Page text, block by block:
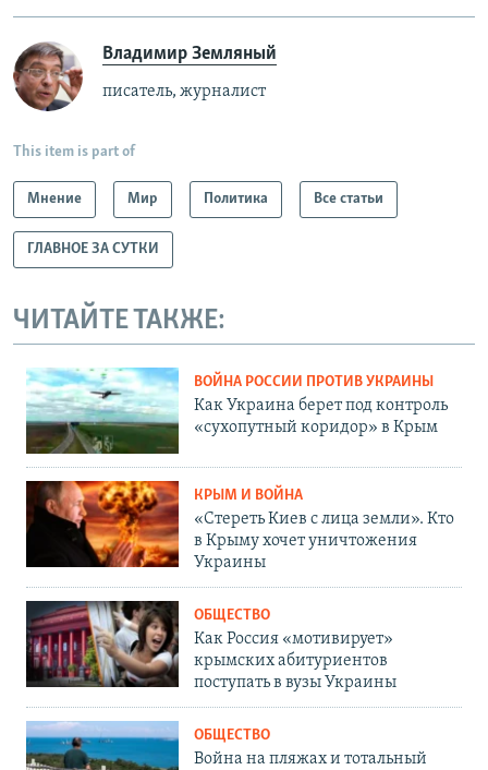
Владимир Земляный
писатель, журналист
This item is part of
Мнение Мир Политика Все статьи
ГЛАВНОЕ ЗА СУТКИ
ЧИТАЙТЕ ТАКЖЕ:
ВОЙНА РОССИИ ПРОТИВ УКРАИНЫ
Как Украина берет под контроль
«сухопутный коридор» в Крым
КРЫМ И ВОЙНА
«Стереть Киев с лица земли». Кто
в Крыму хочет уничтожения
Украины
ОБЩЕСТВО
Как Россия «мотивирует»
крымских абитуриентов
поступать в вузы Украины
ОБЩЕСТВО
Война на пляжах и тотальный